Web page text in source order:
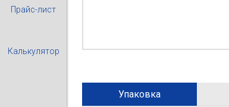
Прайс-лист
Калькулятор
Упаковка